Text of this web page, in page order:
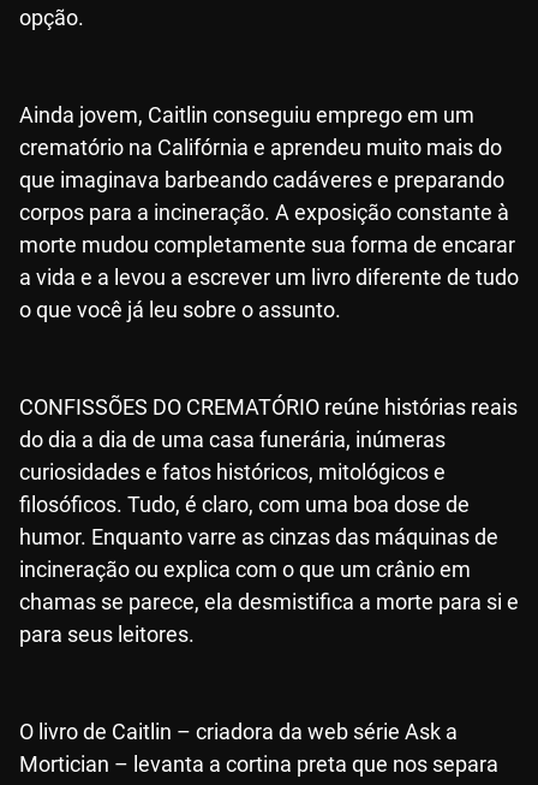
opção.
Ainda jovem, Caitlin conseguiu emprego em um
crematório na Califórnia e aprendeu muito mais do
que imaginava barbeando cadáveres e preparando
corpos para a incineração. A exposição constante à
morte mudou completamente sua forma de encarar
a vida e a levou a escrever um livro diferente de tudo
o que você já leu sobre o assunto.
CONFISSÕES DO CREMATÓRIO reúne histórias reais
do dia a dia de uma casa funerária, inúmeras
curiosidades e fatos históricos, mitológicos e
filosóficos. Tudo, é claro, com uma boa dose de
humor. Enquanto varre as cinzas das máquinas de
incineração ou explica com o que um crânio em
chamas se parece, ela desmistifica a morte para si e
para seus leitores.
O livro de Caitlin – criadora da web série Ask a
Mortician – levanta a cortina preta que nos separa